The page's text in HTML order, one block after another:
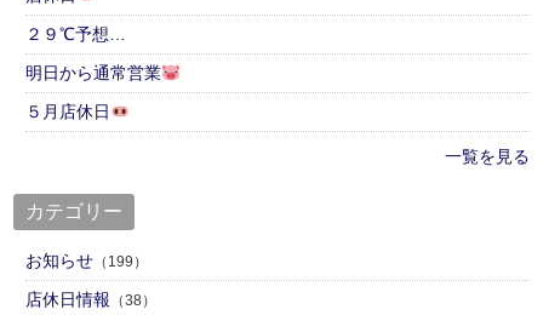
２９℃予想…
明日から通常営業
５月店休日
一覧を見る
カテゴリー
お知らせ （199）
店休日情報 （38）